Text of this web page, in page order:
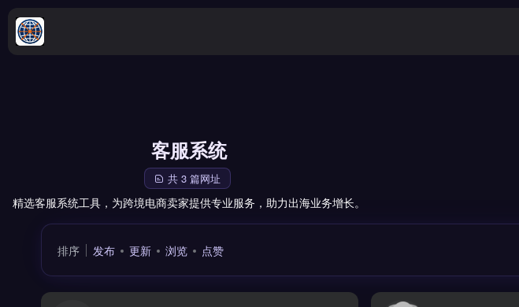
客服系统
共 3 篇网址
精选客服系统工具，为跨境电商卖家提供专业服务，助力出海业务增长。
排序 发布 更新 浏览 点赞